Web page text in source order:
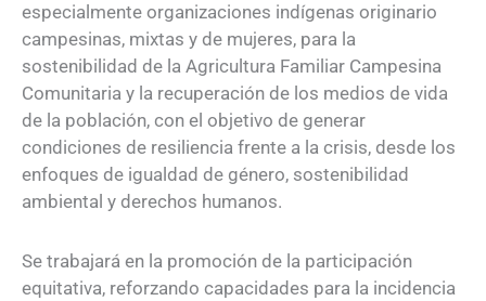
especialmente organizaciones indígenas originario
campesinas, mixtas y de mujeres, para la
sostenibilidad de la Agricultura Familiar Campesina
Comunitaria y la recuperación de los medios de vida
de la población, con el objetivo de generar
condiciones de resiliencia frente a la crisis, desde los
enfoques de igualdad de género, sostenibilidad
ambiental y derechos humanos.
Se trabajará en la promoción de la participación
equitativa, reforzando capacidades para la incidencia